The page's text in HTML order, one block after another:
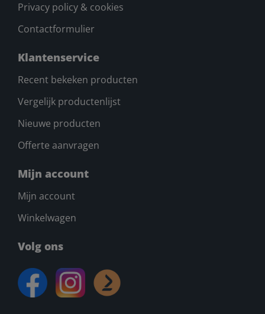
Privacy policy & cookies
Contactformulier
Klantenservice
Recent bekeken producten
Vergelijk productenlijst
Nieuwe producten
Offerte aanvragen
Mijn account
Mijn account
Winkelwagen
Volg ons